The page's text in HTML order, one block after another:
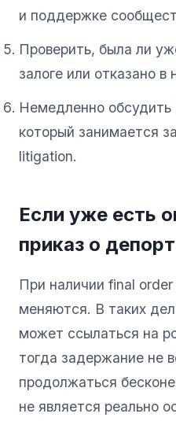
и поддержке
Проверить, была ли
залоге или отказано в
Немедленно
который занимается
litigation.
Если уже есть
приказ о
При наличии final order
меняются. В таких
может ссылаться на
тогда задержание не
продолжаться
не является реально